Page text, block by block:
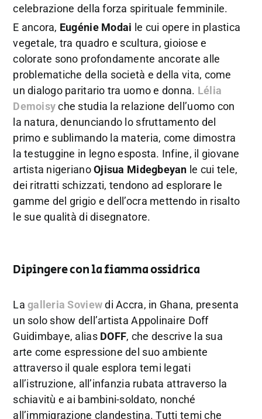
celebrazione della forza spirituale femminile.
E ancora, Eugénie Modai le cui opere in plastica
vegetale, tra quadro e scultura, gioiose e
colorate sono profondamente ancorate alle
problematiche della società e della vita, come
un dialogo paritario tra uomo e donna. Lélia
Demoisyche studia la relazione dell’uomo con
la natura, denunciando lo sfruttamento del
primo e sublimando la materia, come dimostra
la testuggine in legno esposta. Infine, il giovane
artista nigerianoOjisua Midegbeyan le cui tele,
dei ritratti schizzati, tendono ad esplorare le
gamme del grigio e dell’ocra mettendo in risalto
le sue qualità di disegnatore.
Dipingere con la fiamma ossidrica
Lagalleria Soviewdi Accra, in Ghana, presenta
un solo show dell’artista Appolinaire Doff
Guidimbaye, alias DOFF, che descrive la sua
arte come espressione del suo ambiente
attraverso il quale esplora temi legati
all’istruzione, all’infanzia rubata attraverso la
schiavitù e ai bambini-soldato, nonché
all’immigrazione clandestina. Tutti temi che